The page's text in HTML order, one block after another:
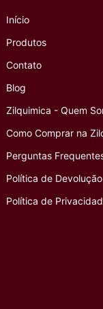
Início
Produtos
Contato
Blog
Zilquimica - Quem
Como Comprar na
Perguntas
Política de
Política de